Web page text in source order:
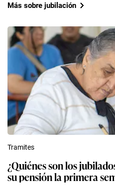
Más sobre jubilación
Tramites
¿Quiénes son los
su pensión la primera